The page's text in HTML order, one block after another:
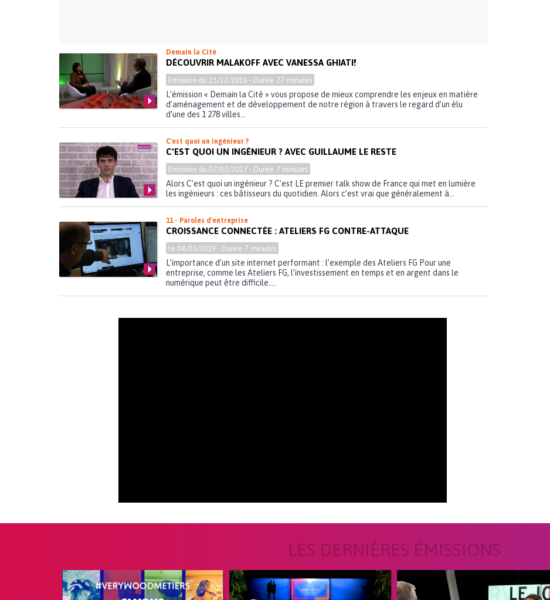
Demain la Cité
DÉCOUVRIR MALAKOFF AVEC VANESSA GHIATI!
Emission du15/12/2016 - Durée27 minutes
L’émission « Demain la Cité » vous propose de mieux comprendre les enjeux en matière
d’aménagement et de développement de notre région à travers le regard d’un élu
d’une des 1 278 villes...
C'est quoi un ingénieur ?
C’EST QUOI UN INGÉNIEUR ? AVEC GUILLAUME LE RESTE
Emission du 07/03/2017 - Durée 7 minutes
Alors C’est quoi un ingénieur ? C’est LE premier talk show de France qui met en lumière
les ingénieurs : ces bâtisseurs du quotidien. Alors c’est vrai que généralement à...
11 - Paroles d'entreprise
CROISSANCE CONNECTÉE : ATELIERS FG CONTRE-ATTAQUE
le 04/03/2019 - Durée 7 minutes
L’importance d’un site internet performant : l’exemple des Ateliers FG Pour une
entreprise, comme les Ateliers FG, l’investissement en temps et en argent dans le
numérique peut être difficile....
LES DERNIÈRES ÉMISSIONS